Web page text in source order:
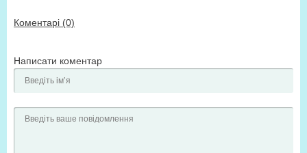
Коментарі (0)
Написати коментар